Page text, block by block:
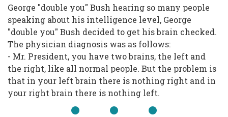
George "double you" Bush hearing so many people
speaking about his intelligence level, George
"double you" Bush decided to get his brain checked.
The physician diagnosis was as follows:
- Mr. President, you have two brains, the left and
the right, like all normal people. But the problem is
that in your left brain there is nothing right and in
your right brain there is nothing left.